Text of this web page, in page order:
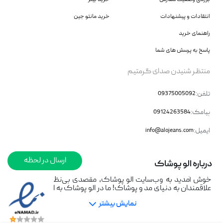
ارسال در لحظه
انتقادات و پیشنهادات
راهنمای خرید
پاسخ به پرسش های شما
خرید مانتو جین
منتظر شنیدن صدای گرمتیم
تلفن:09375005092
پیامک:09124263584
ایمیل:info@alojeans.com
درباره الو‌ پوشاک
خوش آمدید به وب‌سایت الو پوشاک، مقصدی بی‌نظیر برای تمامی
علاقمندان به دنیای مد و پوشاک! ما در الو پوشاک به ارائه جدیدترین
مدل‌ها و ترندهای روز در صنعت جین متعهد هستیم. با هدف تأمین
نیازهای شما و ارائه محصولاتی با کیفیت بالا و طراحی‌های منحصر به
فرد، تلاش می‌کنیم تا تجربه خریدی لذت‌بخش و ساده را برای شما
نمایش بیشتر